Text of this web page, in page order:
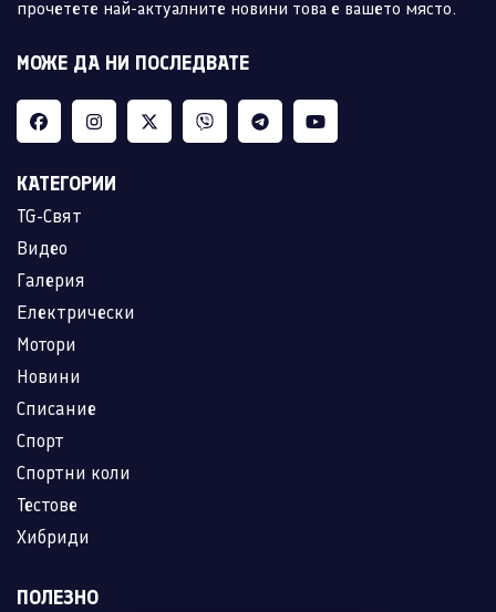
прочетете най-актуалните новини това е вашето място.
МОЖЕ ДА НИ ПОСЛЕДВАТЕ
КАТЕГОРИИ
TG-Свят
Видео
Галерия
Електрически
Мотори
Новини
Списание
Спорт
Спортни коли
Тестове
Хибриди
ПОЛЕЗНО